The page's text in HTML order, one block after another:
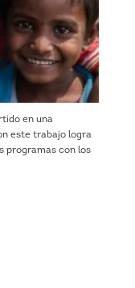
en una
este trabajo logra
programas con los